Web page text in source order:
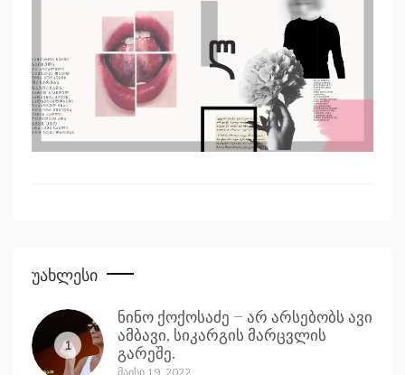
Უახლესი
1
ნინო ქოქოსაძე – არ არსებობს ავი
ამბავი, სიკარგის მარცვლის
გარეშე.
Მაისი 19, 2022